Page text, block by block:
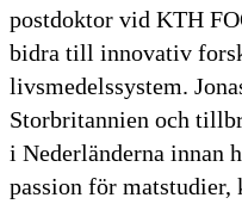
postdoktor vid KTH
bidra till innovativ
livsmedelssystem.
Storbritannien och
i Nederländerna innan
passion för